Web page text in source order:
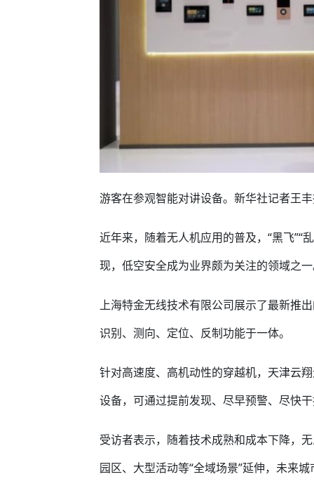
游客在参观智能对讲设备。新华社记者王
近年来，随着无人机应用的普及，“黑飞”“
现，低空安全成为业界颇为关注的领域之
上海特金无线技术有限公司展示了最新推
识别、测向、定位、反制功能于一体。
针对高速度、高机动性的穿越机，天津云
设备，可通过提前发现、尽早预警、尽快
受访者表示，随着技术成熟和成本下降，
园区、大型活动等“全域场景”延伸，未来